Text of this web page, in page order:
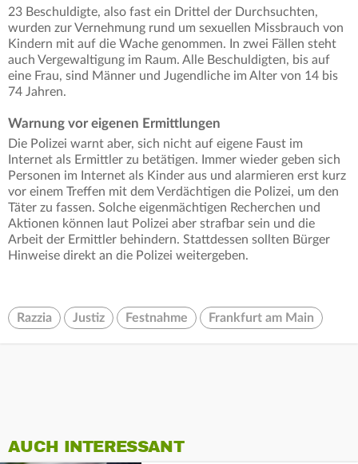
23 Beschuldigte, also fast ein Drittel der Durchsuchten,
wurden zur Vernehmung rund um sexuellen Missbrauch von
Kindern mit auf die Wache genommen. In zwei Fällen steht
auch Vergewaltigung im Raum. Alle Beschuldigten, bis auf
eine Frau, sind Männer und Jugendliche im Alter von 14 bis
74 Jahren.
Warnung vor eigenen Ermittlungen
Die Polizei warnt aber, sich nicht auf eigene Faust im
Internet als Ermittler zu betätigen. Immer wieder geben sich
Personen im Internet als Kinder aus und alarmieren erst kurz
vor einem Treffen mit dem Verdächtigen die Polizei, um den
Täter zu fassen. Solche eigenmächtigen Recherchen und
Aktionen können laut Polizei aber strafbar sein und die
Arbeit der Ermittler behindern. Stattdessen sollten Bürger
Hinweise direkt an die Polizei weitergeben.
Razzia Justiz Festnahme Frankfurt am Main
AUCH INTERESSANT